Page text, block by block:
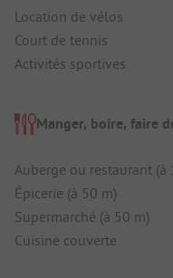
Location de vélos
Court de tennis
Activités sportives
Manger, boire, faire
Auberge ou restaurant (à
Épicerie (à 50 m)
Supermarché (à 50 m)
Cuisine couverte